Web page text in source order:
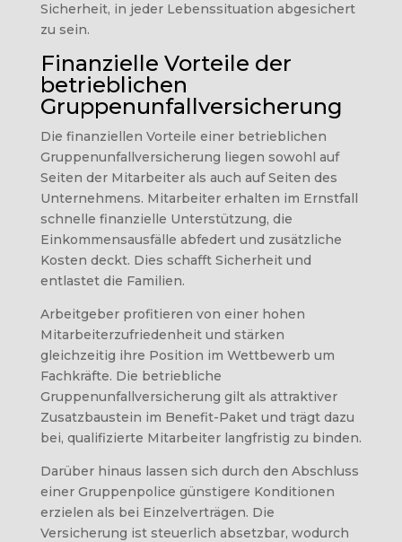
Sicherheit, in jeder Lebenssituation abgesichert
zu sein.
Finanzielle Vorteile der
betrieblichen
Gruppenunfallversicherung
Die finanziellen Vorteile einer betrieblichen
Gruppenunfallversicherung liegen sowohl auf
Seiten der Mitarbeiter als auch auf Seiten des
Unternehmens. Mitarbeiter erhalten im Ernstfall
schnelle finanzielle Unterstützung, die
Einkommensausfälle abfedert und zusätzliche
Kosten deckt. Dies schafft Sicherheit und
entlastet die Familien.
Arbeitgeber profitieren von einer hohen
Mitarbeiterzufriedenheit und stärken
gleichzeitig ihre Position im Wettbewerb um
Fachkräfte. Die betriebliche
Gruppenunfallversicherung gilt als attraktiver
Zusatzbaustein im Benefit-Paket und trägt dazu
bei, qualifizierte Mitarbeiter langfristig zu binden.
Darüber hinaus lassen sich durch den Abschluss
einer Gruppenpolice günstigere Konditionen
erzielen als bei Einzelverträgen. Die
Versicherung ist steuerlich absetzbar, wodurch